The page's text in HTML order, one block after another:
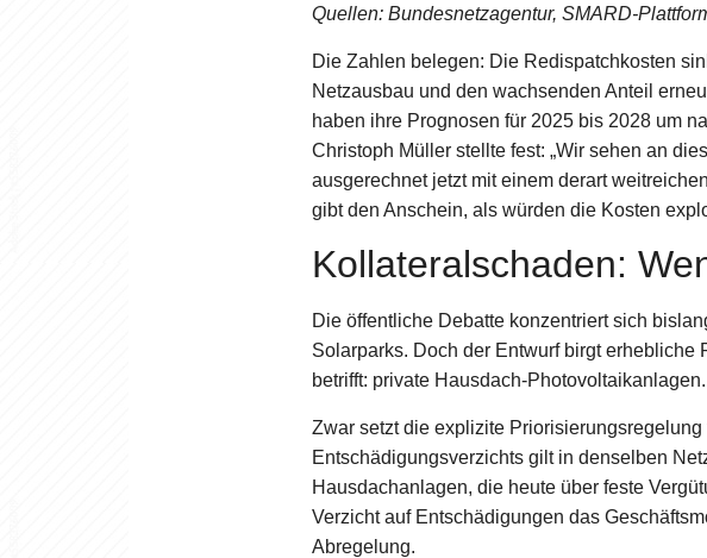
Quellen: Bundesnetzagentur, SMARD-
Die Zahlen belegen: Die Redispatchkosten
Netzausbau und den wachsenden Anteil
haben ihre Prognosen für 2025 bis 2028 um
Christoph Müller stellte fest: „Wir sehen an
ausgerechnet jetzt mit einem derart
gibt den Anschein, als würden die Kosten
Kollateralschaden:
Die öffentliche Debatte konzentriert sich
Solarparks. Doch der Entwurf birgt
betrifft: private Hausdach-Photovoltaikanlagen.
Zwar setzt die explizite
Entschädigungsverzichts gilt in denselben
Hausdachanlagen, die heute über feste
Verzicht auf Entschädigungen das
Abregelung.